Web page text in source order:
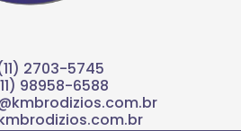
2703-5745
98958-6588